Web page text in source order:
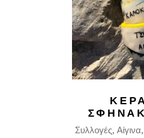
Συλλογές Αίγινα